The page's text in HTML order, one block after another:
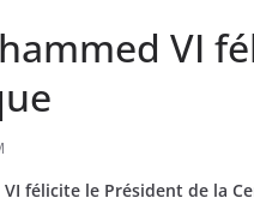
VI
félicite le Président de la